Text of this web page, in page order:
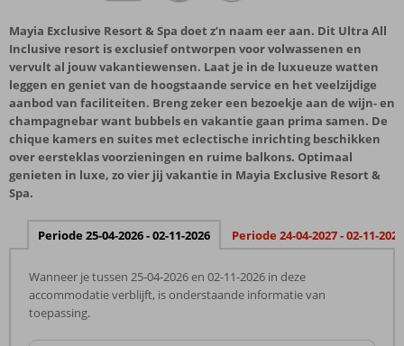
Mayia Exclusive Resort & Spa doet z’n naam eer aan. Dit Ultra All
Inclusive resort is exclusief ontworpen voor volwassenen en
vervult al jouw vakantiewensen. Laat je in de luxueuze watten
leggen en geniet van de hoogstaande service en het veelzijdige
aanbod van faciliteiten. Breng zeker een bezoekje aan de wijn- en
champagnebar want bubbels en vakantie gaan prima samen. De
chique kamers en suites met eclectische inrichting beschikken
over eersteklas voorzieningen en ruime balkons. Optimaal
genieten in luxe, zo vier jij vakantie in Mayia Exclusive Resort &
Spa.
Periode 25-04-2026 - 02-11-2026 Periode 24-04-2027 - 02-11-2027
Wanneer je tussen 25-04-2026 en 02-11-2026 in deze
accommodatie verblijft, is onderstaande informatie van
toepassing.